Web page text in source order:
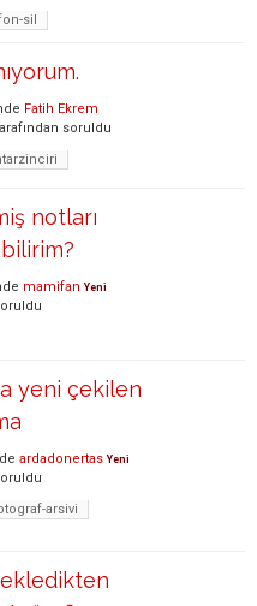
sil
Fatih Ekrem
soruldu
notları
mamifan Yeni
yeni çekilen
ardadonertas Yeni
arsivi